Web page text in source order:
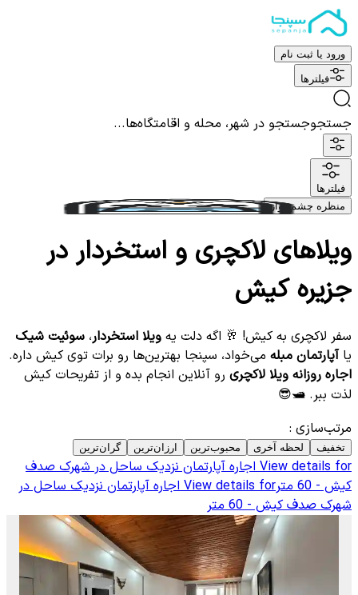
ورود یا ثبت نام
فیلترها
جستجوجستجو در شهر، محله و اقامتگاه‌ها...
فیلترها
منظره چشم نواز
ویلاهای لاکچری و استخردار در
جزیره کیش
سفر لاکچری به کیش! 🥂 اگه دلت یه ویلا استخردار، سوئیت شیک
یاآپارتمان مبله می‌خواد، سپنجا بهترین‌ها رو برات توی کیش داره.
اجاره روزانه ویلا لاکچری رو آنلاین انجام بده و از تفریحات کیش
لذت ببر. 🛥️😎
مرتب‌سازی :
تخفیف لحظه آخری محبوب‌ترین ارزان‌ترین گران‌ترین
View details for اجاره آپارتمان نزدیک ساحل در شهرک صدف
کیش - 60 متر
View details for اجاره آپارتمان نزدیک ساحل در
شهرک صدف کیش - 60 متر